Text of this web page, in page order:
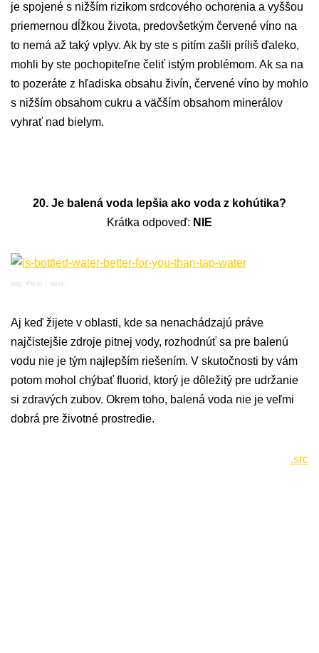
je spojené s nižším rizikom srdcového ochorenia a vyššou
priemernou dĺžkou života, predovšetkým červené víno na
to nemá až taký vplyv. Ak by ste s pitím zašli príliš ďaleko,
mohli by ste pochopiteľne čeliť istým problémom. Ak sa na
to pozeráte z hľadiska obsahu živín, červené víno by mohlo
s nižším obsahom cukru a väčším obsahom minerálov
vyhrať nad bielym.
20. Je balená voda lepšia ako voda z kohútika?
Krátka odpoveď: NIE
img: Flickr / next.
Aj keď žijete v oblasti, kde sa nenachádzajú práve
najčistejšie zdroje pitnej vody, rozhodnúť sa pre balenú
vodu nie je tým najlepším riešením. V skutočnosti by vám
potom mohol chýbať fluorid, ktorý je dôležitý pre udržanie
si zdravých zubov. Okrem toho, balená voda nie je veľmi
dobrá pre životné prostredie.
.src